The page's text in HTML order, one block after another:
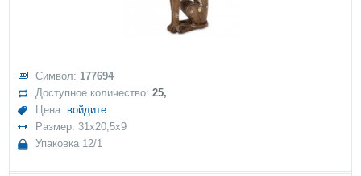
Символ: 177694
Доступное количество:25,
Цена: войдите
Размер: 31x20,5x9
Упаковка 12/1